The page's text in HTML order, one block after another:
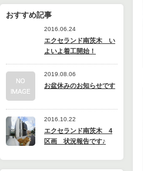
おすすめ記事
2016.06.24
エクセランド南茨木 い
よいよ着工開始！
2019.08.06
お盆休みのお知らせです
2016.10.22
エクセランド南茨木 4
区画 状況報告です♪